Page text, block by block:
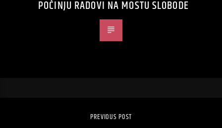
POČINJU RADOVI NA MOSTU SLOBODE
PREVIOUS POST